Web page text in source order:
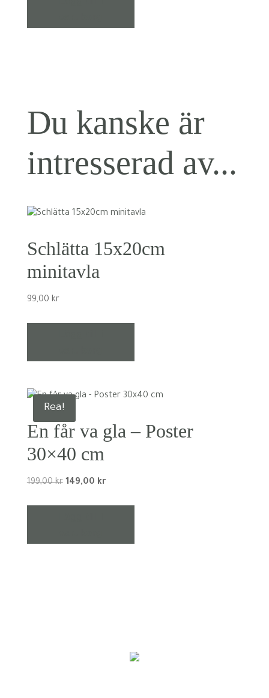
30,00 kr.19,00 kr.
Du kanske är
intresserad av...
Schlätta 15x20cm
minitavla
99,00 kr
Rea!
En får va gla – Poster
30×40 cm
199,00kr Det
199,00 kr.
149,00 krDet
149,00 kr.